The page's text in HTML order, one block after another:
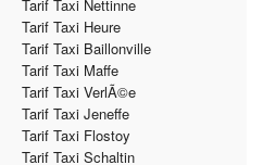
Tarif Taxi Nettinne
Tarif Taxi Heure
Tarif Taxi Baillonville
Tarif Taxi Maffe
Tarif Taxi VerlÃ©e
Tarif Taxi Jeneffe
Tarif Taxi Flostoy
Tarif Taxi Schaltin